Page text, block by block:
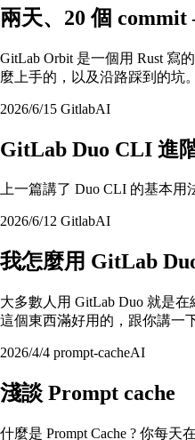
兩天、20 個
GitLab Orbit 是一個用 Rust 寫
麼上手的，以及沿路踩到的坑。
2026/6/15 GitlabAI
GitLab Duo CLI 進
上一篇講了 Duo CLI 的基本用
2026/6/12 GitlabAI
我怎麼用 GitLab
大多數人用 GitLab Duo 就是
這個東西滿好用的，跟你講一
2026/4/4 prompt-cacheAI
淺談 Prompt cache
什麼是 Prompt Cache ? 你每天